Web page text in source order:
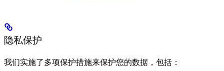
隐私保护
我们实施了多项保护措施来保护您的数据，包括：